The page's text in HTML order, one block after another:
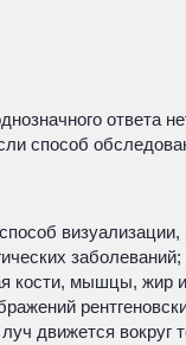
ответа
способ
кости, мышцы, жир
движется